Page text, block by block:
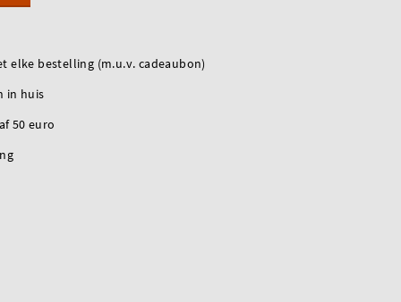
elke bestelling (m.u.v. cadeaubon)
in huis
50 euro